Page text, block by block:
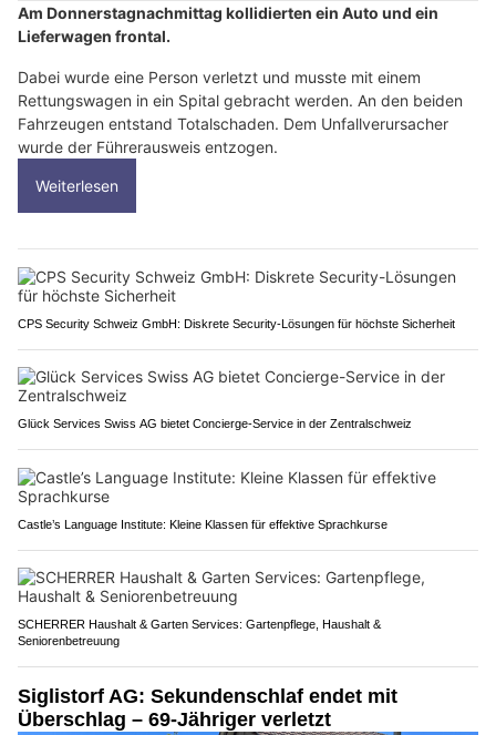
Am Donnerstagnachmittag kollidierten ein Auto und ein
Lieferwagen frontal.
Dabei wurde eine Person verletzt und musste mit einem
Rettungswagen in ein Spital gebracht werden. An den beiden
Fahrzeugen entstand Totalschaden. Dem Unfallverursacher
wurde der Führerausweis entzogen.
Weiterlesen
CPS Security Schweiz GmbH: Diskrete Security-Lösungen für höchste Sicherheit
Glück Services Swiss AG bietet Concierge-Service in der Zentralschweiz
Castle’s Language Institute: Kleine Klassen für effektive Sprachkurse
SCHERRER Haushalt & Garten Services: Gartenpflege, Haushalt &
Seniorenbetreuung
Siglistorf AG: Sekundenschlaf endet mit
Überschlag – 69-Jähriger verletzt